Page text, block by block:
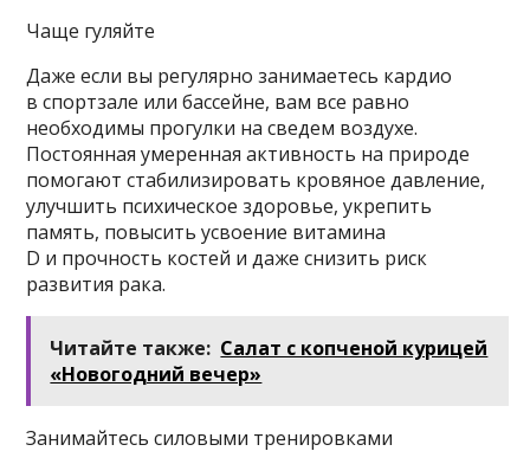
Чаще гуляйте
Даже если вы регулярно занимаетесь кардио
в спортзале или бассейне, вам все равно
необходимы прогулки на сведем воздухе.
Постоянная умеренная активность на природе
помогают стабилизировать кровяное давление,
улучшить психическое здоровье, укрепить
память, повысить усвоение витамина
D и прочность костей и даже снизить риск
развития рака.
Читайте также: Салат с копченой курицей
«Новогодний вечер»
Занимайтесь силовыми тренировками